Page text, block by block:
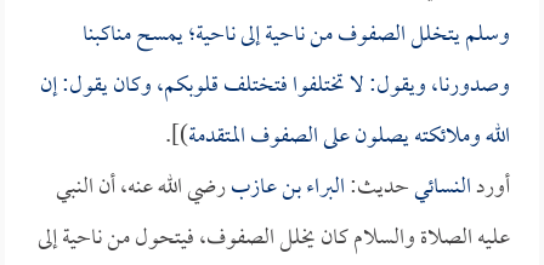
وسلم يتخلل الصفوف من ناحية إلى ناحية؛ يمسح مناكبنا
وصدورنا، ويقول: لا تختلفوا فتختلف قلوبكم، وكان يقول: إن
الله وملائكته يصلون على الصفوف المتقدمة)].
أوردالنسائيحديث:البراء بن عازبرضي الله عنه، أن النبي
عليه الصلاة والسلام كان يخلل الصفوف، فيتحول من ناحية إلى